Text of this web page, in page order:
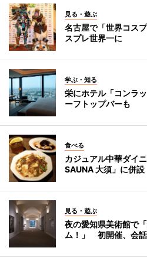
見る・遊ぶ
名古屋で「世界コス
スプレ世界一に
学ぶ・知る
栄にホテル「コンラ
ーフトップバーも
食べる
カジュアル中華ダイ
SAUNA 大須」に併設
見る・遊ぶ
夜の愛知県美術館で
ム！」 初開催、会